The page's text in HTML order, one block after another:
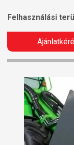
Felhasználási